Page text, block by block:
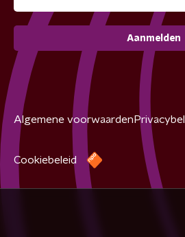
Aanmelden
Algemene voorwaarden
Cookiebeleid